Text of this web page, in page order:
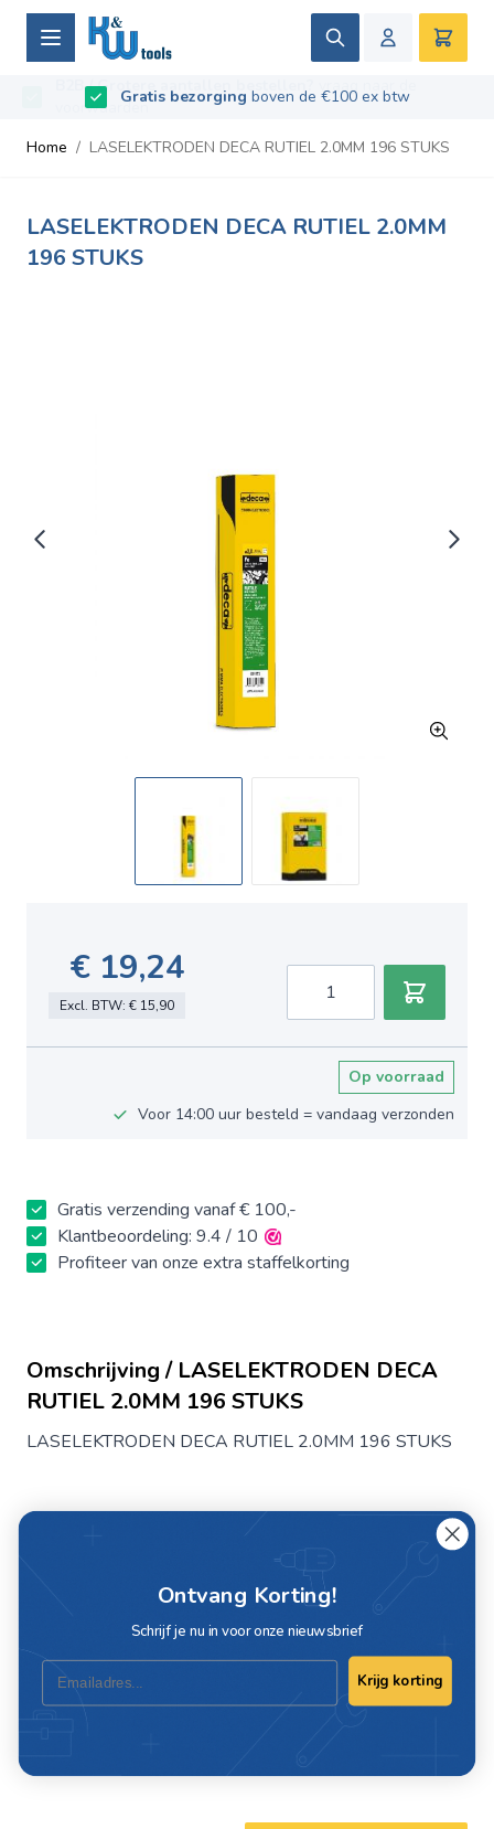
Ga naar de inhoud
Zoek
B2B / Grotere aantallen bestellen?
vraag naar de
voorwaarden
Beoordeeld met9.5/10- Gebaseerd op 669 recensies
Home / LASELEKTRODEN DECA RUTIEL 2.0MM 196 STUKS
LASELEKTRODEN DECA RUTIEL 2.0MM
196 STUKS
€ 19,24
Excl. BTW: € 15,90
Op voorraad
Voor 14:00 uur besteld = vandaag verzonden
Gratis verzending vanaf € 100,-
Klantbeoordeling: 9.4 / 10
Profiteer van onze extra staffelkorting
Omschrijving / LASELEKTRODEN DECA
RUTIEL 2.0MM 196 STUKS
LASELEKTRODEN DECA RUTIEL 2.0MM 196 STUKS
Artikelnummer D11173
2.0 mm
Ontvang Korting!
Schrijf je nu in voor onze nieuwsbrief
Email
Krijg korting